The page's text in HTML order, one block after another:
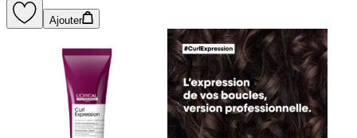
Ajouter